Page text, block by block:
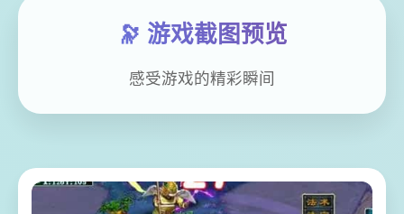
🔭 游戏截图预览
感受游戏的精彩瞬间